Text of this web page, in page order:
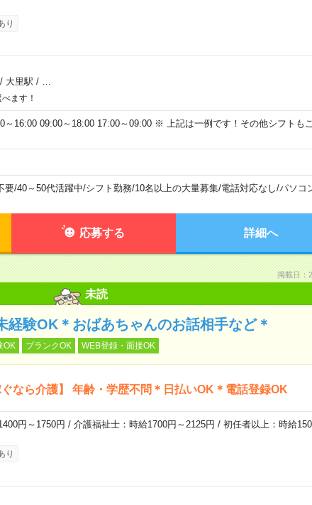
り
/ 大里駅 /
ます！
～16:00 09:00～18:00 17:00～09:00 ※ 上記は一例です！その他シフトも
要/40～50代活躍中/シフト勤務/10名以上の大量募集/電話対応なし/パソコ
応募する 詳細へ
掲載日：
未読
経験OK＊おばあちゃんのお話相手など＊
OK ブランクOK WEB登録・面接OK
ぐなら介護】 年齢・学歴不問＊日払いOK＊電話登録OK
円～1750円 / 介護福祉士：時給1700円～2125円 / 初任者以上：時給
り